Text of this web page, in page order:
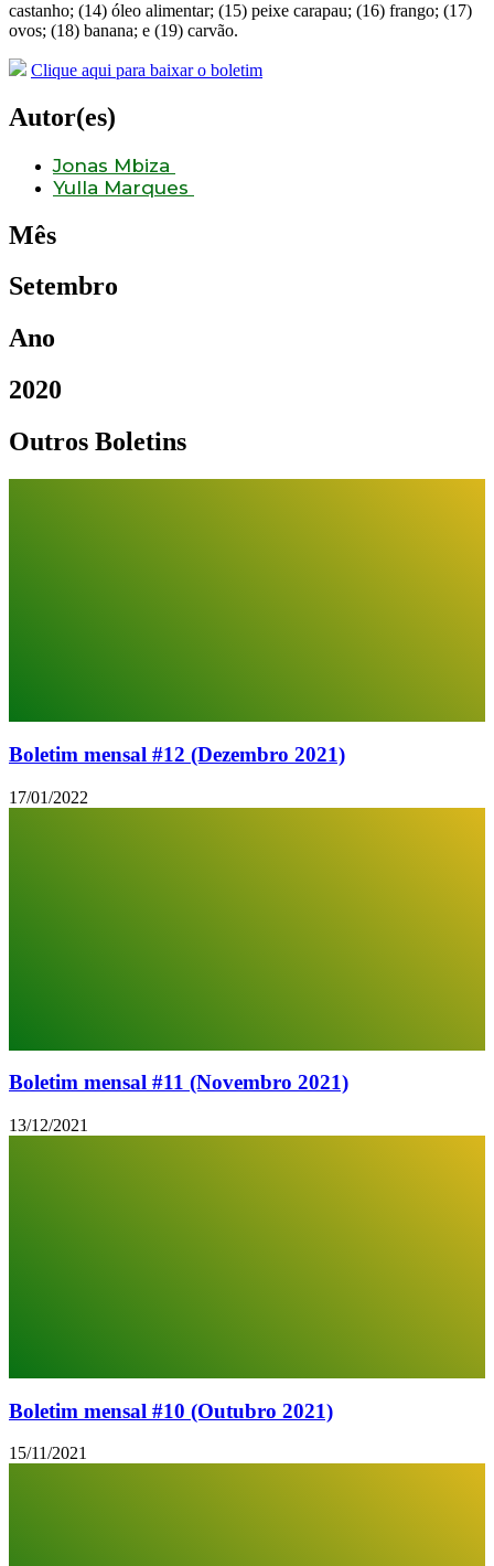
castanho; (14) óleo alimentar; (15) peixe carapau; (16) frango; (17)
ovos; (18) banana; e (19) carvão.
Clique aqui para baixar o boletim
Autor(es)
Jonas Mbiza
Yulla Marques
Mês
Setembro
Ano
2020
Outros Boletins
Boletim mensal #12 (Dezembro 2021)
17/01/2022
Boletim mensal #11 (Novembro 2021)
13/12/2021
Boletim mensal #10 (Outubro 2021)
15/11/2021